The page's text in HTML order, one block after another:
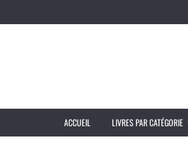
ACCUEIL LIVRES PAR CATÉGORIE